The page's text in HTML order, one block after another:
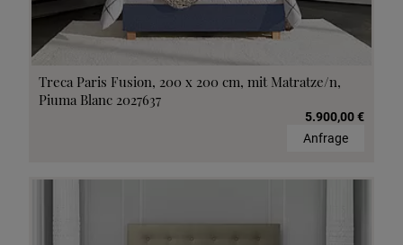
Treca Paris Fusion, 200 x 200 cm, mit Matratze/n,
Piuma Blanc 2027637
5.900,00 €
Anfrage